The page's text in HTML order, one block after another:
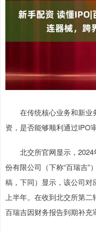
在传统核心业务和新业
资，是否能够顺利通过IPO
北交所官网显示，2024
份有限公司（下称“百瑞吉”
稿，下同）显示，该公司
上半年。在收到北交所第二
百瑞吉因财务报告到期补充